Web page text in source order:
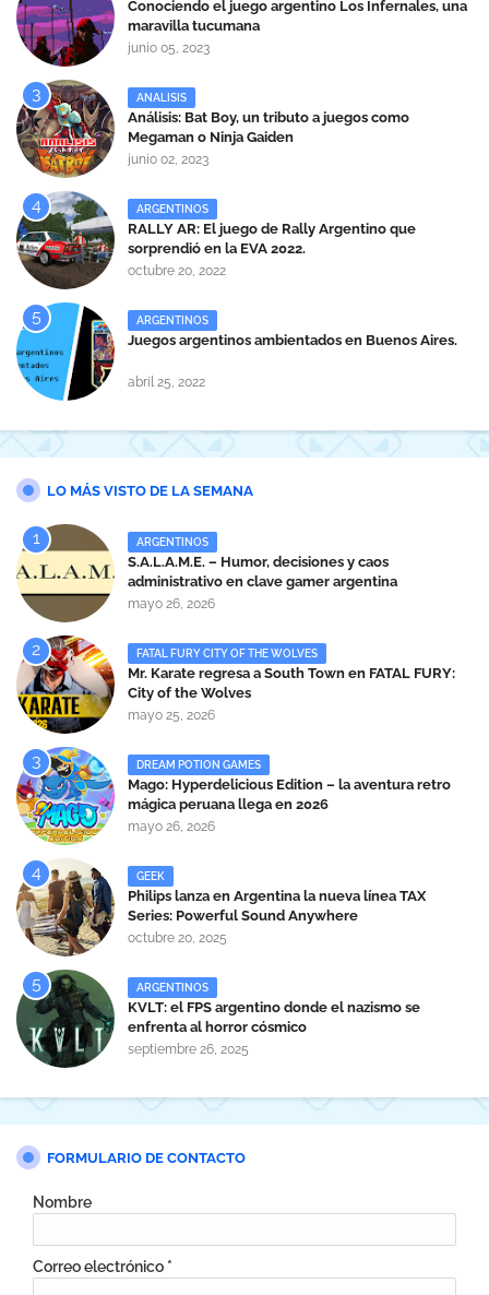
Conociendo el juego argentino Los Infernales, una
maravilla tucumana
junio 05, 2023
ANALISIS
Análisis: Bat Boy, un tributo a juegos como
Megaman o Ninja Gaiden
junio 02, 2023
ARGENTINOS
RALLY AR: El juego de Rally Argentino que
sorprendió en la EVA 2022.
octubre 20, 2022
ARGENTINOS
Juegos argentinos ambientados en Buenos Aires.
abril 25, 2022
LO MÁS VISTO DE LA SEMANA
ARGENTINOS
S.A.L.A.M.E. – Humor, decisiones y caos
administrativo en clave gamer argentina
mayo 26, 2026
FATAL FURY CITY OF THE WOLVES
Mr. Karate regresa a South Town en FATAL FURY:
City of the Wolves
mayo 25, 2026
DREAM POTION GAMES
Mago: Hyperdelicious Edition – la aventura retro
mágica peruana llega en 2026
mayo 26, 2026
GEEK
Philips lanza en Argentina la nueva línea TAX
Series: Powerful Sound Anywhere
octubre 20, 2025
ARGENTINOS
KVLT: el FPS argentino donde el nazismo se
enfrenta al horror cósmico
septiembre 26, 2025
FORMULARIO DE CONTACTO
Nombre
Correo electrónico *